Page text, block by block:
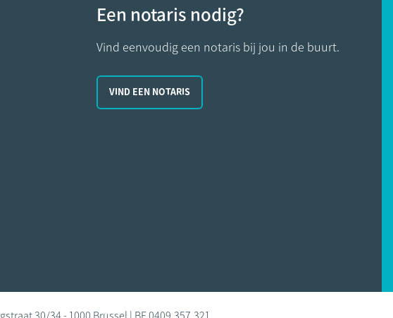
Een notaris nodig?
Vind eenvoudig een notaris bij jou in de buurt.
VIND EEN NOTARIS